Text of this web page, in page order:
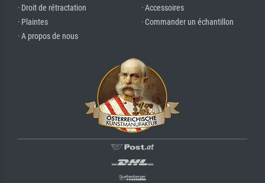
· Droit de rétractation
· Plaintes
· A propos de nous
· Accessoires
· Commander un échantillon